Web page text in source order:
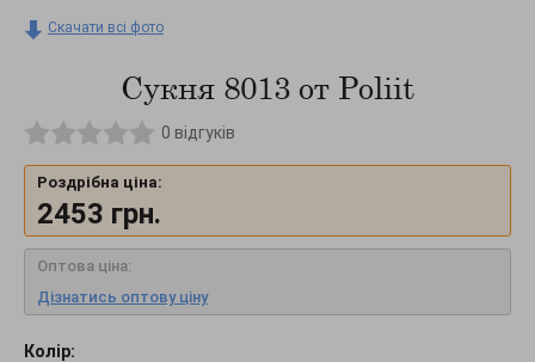
Скачати всі фото
Сукня 8013 от Poliit
0 відгуків
Роздрібна ціна:
2453 грн.
Оптова ціна:
Дізнатись оптову ціну
Колір: